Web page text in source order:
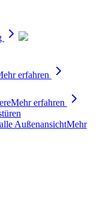
erfahren
Mehr erfahren
Mehr